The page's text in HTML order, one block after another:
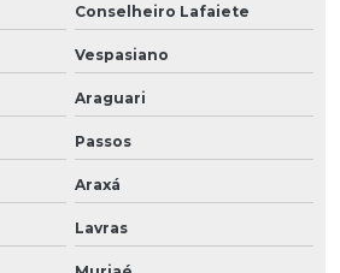
Conselheiro Lafaiete
Vespasiano
Araguari
Passos
Araxá
Lavras